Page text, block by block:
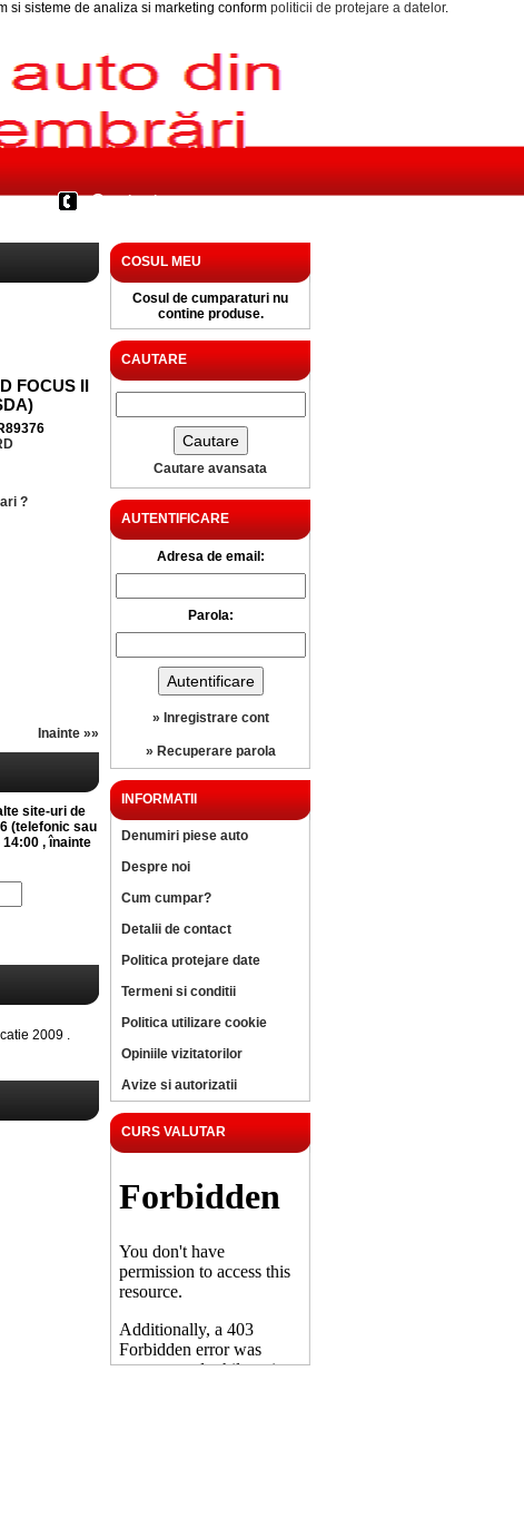
si sisteme de analiza si marketing conform politicii de protejare a datelor.
Contact
FOCUS II
?
Inainte »»
site-uri de
(telefonic sau
, înainte
2009 .
COSUL MEU
Cosul de cumparaturi nu
contine produse.
CAUTARE
Cautare avansata
AUTENTIFICARE
Adresa de email:
Parola:
» Inregistrare cont
» Recuperare parola
INFORMATII
Denumiri piese auto
Despre noi
Cum cumpar?
Detalii de contact
Politica protejare date
Termeni si conditii
Politica utilizare cookie
Opiniile vizitatorilor
Avize si autorizatii
CURS VALUTAR